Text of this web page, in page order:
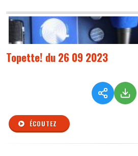
Topette! du 26 09 2023
ÉCOUTEZ